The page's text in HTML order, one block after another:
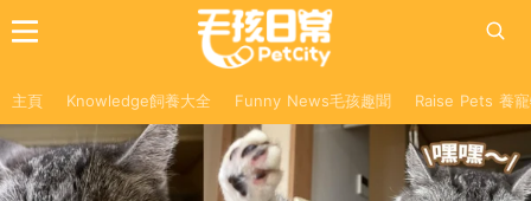
主頁 Knowledge飼養大全 Funny News毛孩趣聞 Raise Pets 養